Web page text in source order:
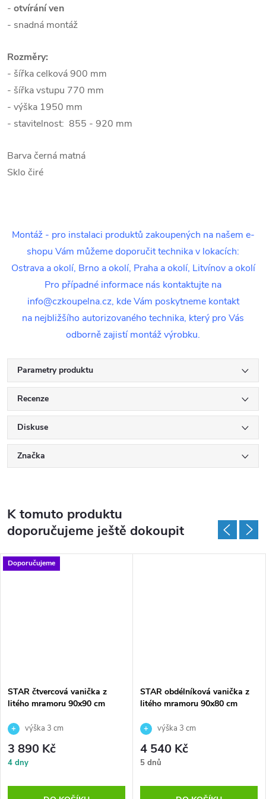
- otvírání ven
- snadná montáž
Rozměry:
- šířka celková 900 mm
- šířka vstupu 770 mm
- výška 1950 mm
- stavitelnost: 855 - 920 mm
Barva černá matná
Sklo čiré
Montáž - pro instalaci produktů zakoupených na našem e-
shopu Vám můžeme doporučit technika v lokacích:
Ostrava a okolí, Brno a okolí, Praha a okolí, Litvínov a okolí
Pro případné informace nás kontaktujte na
info@czkoupelna.cz, kde Vám poskytneme kontakt
na nejbližšího autorizovaného technika, který pro Vás
odborně zajistí montáž výrobku.
Parametry produktu
Recenze
Diskuse
Značka
K tomuto produktu
doporučujeme ještě dokoupit
Doporučujeme
STAR čtvercová vanička z
litého mramoru 90x90 cm
výška 3 cm
3 890 Kč
4 dny
STAR obdélníková vanička z
litého mramoru 90x80 cm
výška 3 cm
4 540 Kč
5 dnů